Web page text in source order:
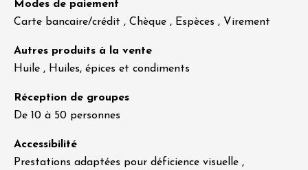
Modes de paiement
Carte bancaire/crédit , Chèque , Espèces , Virement
Autres produits à la vente
Huile , Huiles, épices et condiments
Réception de groupes
De 10 à 50 personnes
Accessibilité
Prestations adaptées pour déficience visuelle ,